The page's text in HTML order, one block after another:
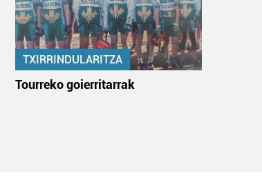
TXIRRINDULARITZA
Tourreko goierritarrak